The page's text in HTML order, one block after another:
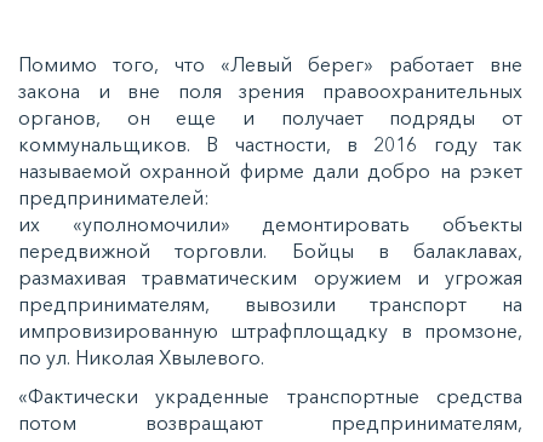
Помимо того, что «Левый берег» работает вне
закона и вне поля зрения правоохранительных
органов, он еще и получает подряды от
коммунальщиков. В частности, в 2016 году так
называемой охранной фирме дали добро на рэкет
предпринимателей:
их «уполномочили» демонтировать объекты
передвижной торговли. Бойцы в балаклавах,
размахивая травматическим оружием и угрожая
предпринимателям, вывозили транспорт на
импровизированную штрафплощадку в промзоне,
по ул. Николая Хвылевого.
«Фактически украденные транспортные средства
потом возвращают предпринимателям,